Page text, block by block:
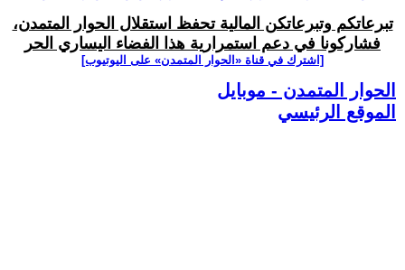
تبرعاتكم وتبرعاتكن المالية تحفظ استقلال الحوار المتمدن،
فشاركونا في دعم استمرارية هذا الفضاء اليساري الحر
[اشترك في قناة ‫«الحوار المتمدن» على اليوتيوب]
الحوار المتمدن - موبايل
الموقع الرئيسي